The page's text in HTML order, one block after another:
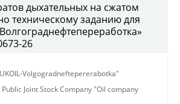
дыхательных на сжатом
техническому заданию для
26
Volgogradneftepererabotka"
Public Joint Stock Company "Oil company